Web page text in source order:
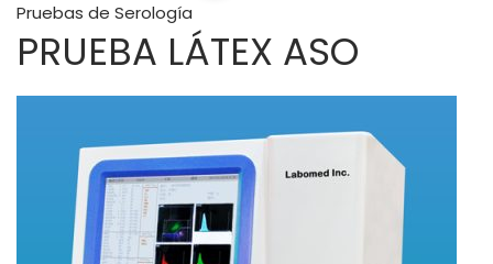
Pruebas de Serología
PRUEBA LÁTEX ASO